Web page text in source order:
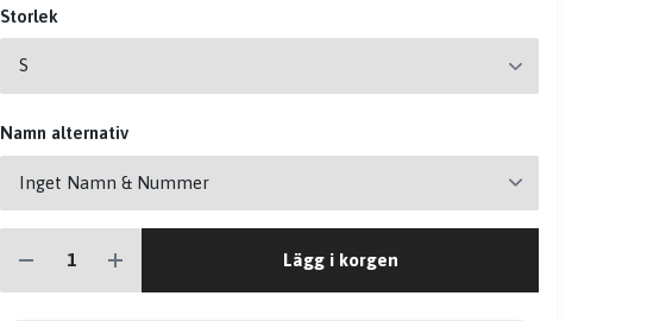
Storlek
Namn alternativ
Lägg i korgen